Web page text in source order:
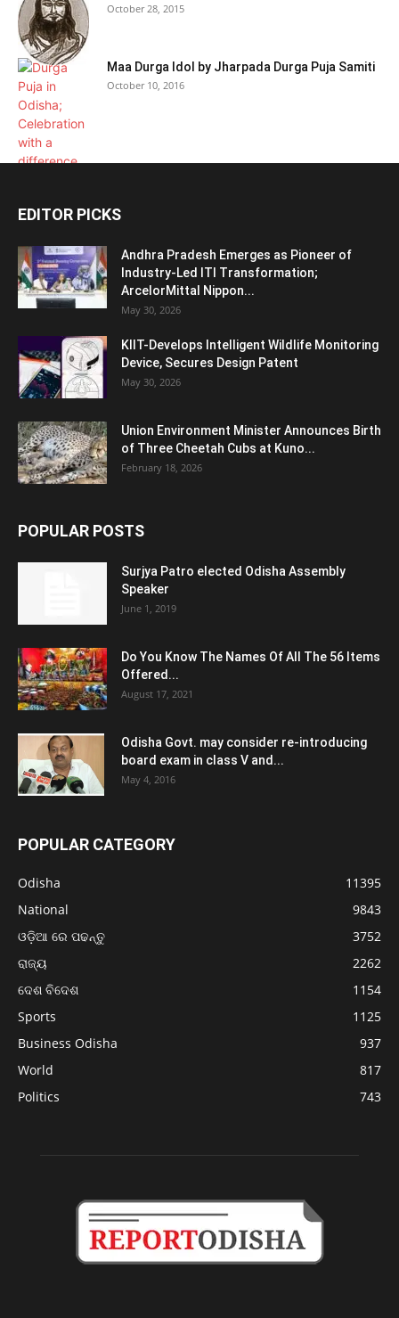
October 28, 2015
Maa Durga Idol by Jharpada Durga Puja Samiti
October 10, 2016
EDITOR PICKS
Andhra Pradesh Emerges as Pioneer of
Industry-Led ITI Transformation;
ArcelorMittal Nippon...
May 30, 2026
KIIT-Develops Intelligent Wildlife Monitoring
Device, Secures Design Patent
May 30, 2026
Union Environment Minister Announces Birth
of Three Cheetah Cubs at Kuno...
February 18, 2026
POPULAR POSTS
Surjya Patro elected Odisha Assembly
Speaker
June 1, 2019
Do You Know The Names Of All The 56 Items
Offered...
August 17, 2021
Odisha Govt. may consider re-introducing
board exam in class V and...
May 4, 2016
POPULAR CATEGORY
Odisha
11395
National
9843
ଓଡ଼ିଆ ରେ ପଢନ୍ତୁ
3752
ରାଜ୍ୟ
2262
ଦେଶ ବିଦେଶ
1154
Sports
1125
Business Odisha
937
World
817
Politics
743